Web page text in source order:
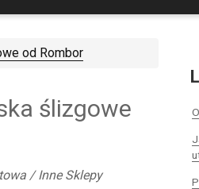
od Rombor
ślizgowe
/ Inne Sklepy